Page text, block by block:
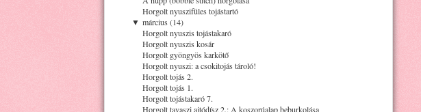
Horgolt nyuszifüles tojástartó
▼ március (14)
Horgolt nyuszis tojástakaró
Horgolt nyuszis kosár
Horgolt gyöngyös karkötő
Horgolt nyuszi: a csokitojás tároló!
Horgolt tojás 2.
Horgolt tojás 1.
Horgolt tojástakaró 7.
Horgolt tavaszi ajtódísz 2.: A koszorúalap beburkolása